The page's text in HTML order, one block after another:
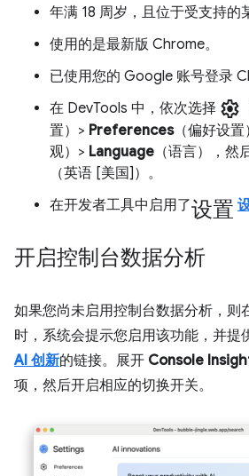
年满 18 周岁，且位于受支持的
使用的是最新版 Chrome。
已使用您的 Google 账号登录
在 DevTools 中，依次选择 settings
置）> Preferences（偏好设
观）> Language （语言），然
（英语 [美国]）。
在开发者工具中启用了设置
开启控制台数据分析
如果您尚未启用控制台数据分析，则
时，系统会提示您启用该功能，并提
AI 创新的链接。展开 Console
项，然后开启相应的切换开关。